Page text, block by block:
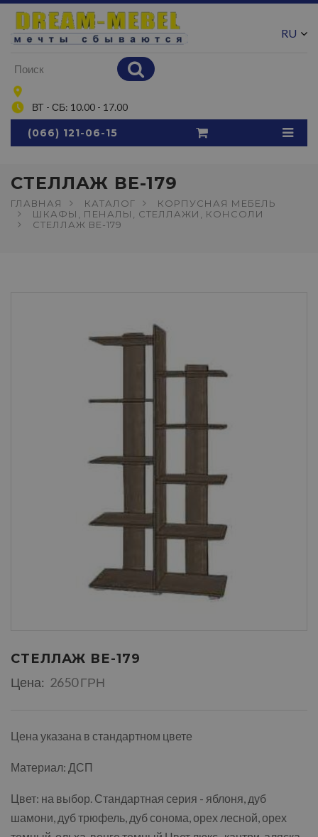
ВТ - СБ: 10.00 - 17.00
RU
(066) 121-06-15
СТЕЛЛАЖ ВЕ-179
ГЛАВНАЯ КАТАЛОГ
КОРПУСНАЯ МЕБЕЛЬ
ШКАФЫ, ПЕНАЛЫ, СТЕЛЛАЖИ, КОНСОЛИ
СТЕЛЛАЖ ВЕ-179
СТЕЛЛАЖ ВЕ-179
Цена: 2650 ГРН
Цена указана в стандартном цвете
Материал: ДСП
Цвет: на выбор. Стандартная серия - яблоня, дуб
шамони, дуб трюфель, дуб сонома, орех лесной, орех